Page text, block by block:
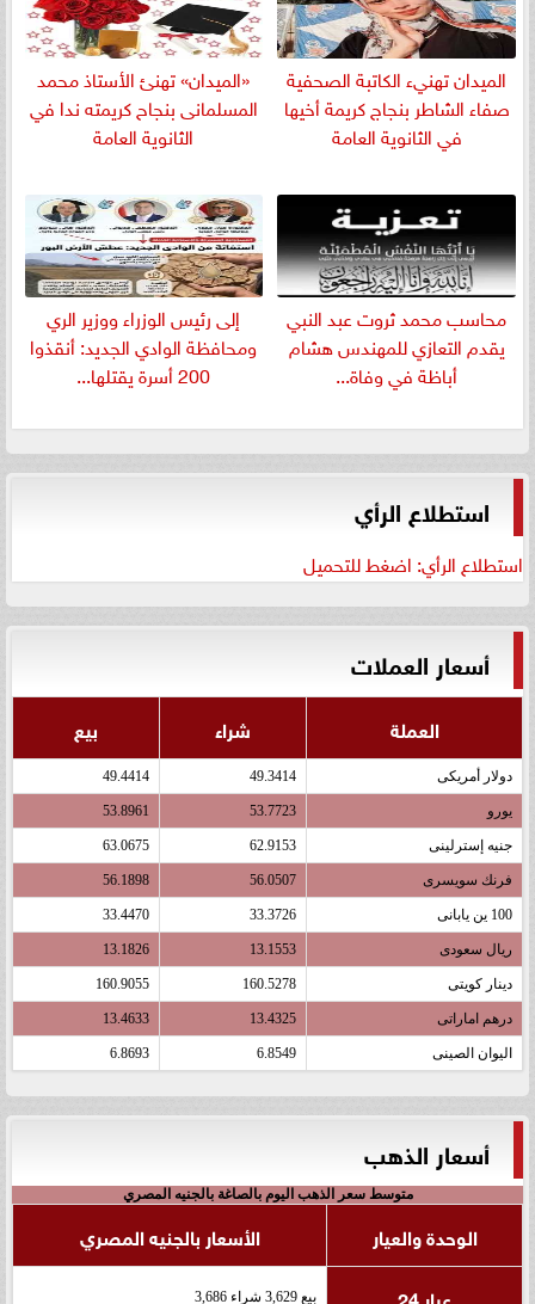
الميدان تهنيء الكاتبة الصحفية
صفاء الشاطر بنجاج كريمة أخيها
في الثانوية العامة
«الميدان» تهنئ الأستاذ محمد
المسلمانى بنجاح كريمته ندا في
الثانوية العامة
​محاسب محمد ثروت عبد النبي
يقدم التعازي للمهندس هشام
أباظة في وفاة...
إلى رئيس الوزراء ووزير الري
ومحافظة الوادي الجديد: أنقذوا
200 أسرة يقتلها...
استطلاع الرأي
استطلاع الرأي: اضغط للتحميل
أسعار العملات
العملة شراء بيع
دولار أمريكى 49.3414
49.4414
يورو 53.7723
53.8961
جنيه إسترلينى 62.9153
63.0675
فرنك سويسرى 56.0507
56.1898
100 ين يابانى 33.3726
33.4470
ريال سعودى 13.1553
13.1826
دينار كويتى 160.5278
160.9055
درهم اماراتى 13.4325
13.4633
اليوان الصينى 6.8549
6.8693
أسعار الذهب
متوسط سعر الذهب اليوم بالصاغة بالجنيه المصري
الوحدة والعيار
الأسعار بالجنيه المصري
بيع 3,629 شراء 3,686